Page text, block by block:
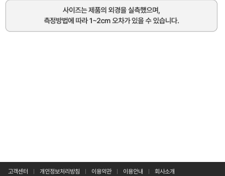
고객센터 개인정보처리방침 이용약관 이용안내 회사소개